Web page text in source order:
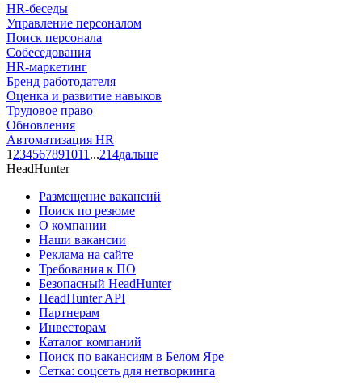
HR-беседы
Управление персоналом
Поиск персонала
Собеседования
HR-маркетинг
Бренд работодателя
Оценка и развитие навыков
Трудовое право
Обновления
Автоматизация HR
1 234567891011 ...214дальше
HeadHunter
Размещение вакансий
Поиск по резюме
О компании
Наши вакансии
Реклама на сайте
Требования к ПО
Безопасный HeadHunter
HeadHunter API
Партнерам
Инвесторам
Каталог компаний
Поиск по вакансиям в Белом Яре
Сетка: соцсеть для нетворкинга